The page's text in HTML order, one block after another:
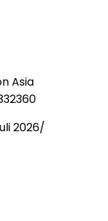
Asia
2026/